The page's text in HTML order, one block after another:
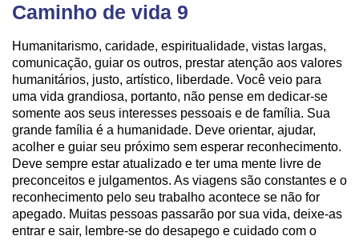
Caminho de vida 9
Humanitarismo, caridade, espiritualidade, vistas largas,
comunicação, guiar os outros, prestar atenção aos valores
humanitários, justo, artístico, liberdade. Você veio para
uma vida grandiosa, portanto, não pense em dedicar-se
somente aos seus interesses pessoais e de família. Sua
grande família é a humanidade. Deve orientar, ajudar,
acolher e guiar seu próximo sem esperar reconhecimento.
Deve sempre estar atualizado e ter uma mente livre de
preconceitos e julgamentos. As viagens são constantes e o
reconhecimento pelo seu trabalho acontece se não for
apegado. Muitas pessoas passarão por sua vida, deixe-as
entrar e sair, lembre-se do desapego e cuidado com o